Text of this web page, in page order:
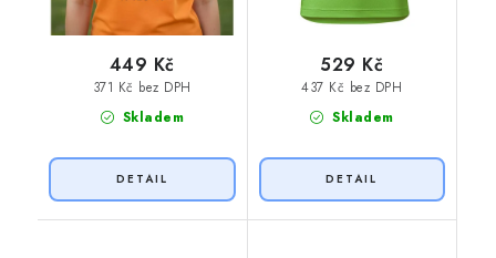
Skladem
371 Kč bez DPH
449 Kč
Skladem
437 Kč bez DPH
529 Kč